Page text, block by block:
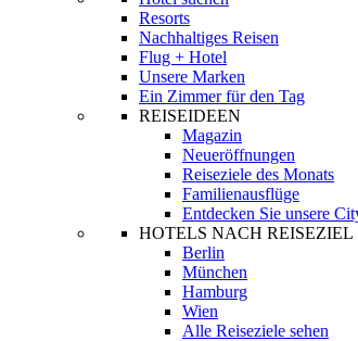
Resorts
Nachhaltiges Reisen
Flug + Hotel
Unsere Marken
Ein Zimmer für den Tag
REISEIDEEN
Magazin
Neueröffnungen
Reiseziele des Monats
Familienausflüge
Entdecken Sie unsere
HOTELS NACH REISEZIEL
Berlin
München
Hamburg
Wien
Alle Reiseziele sehen